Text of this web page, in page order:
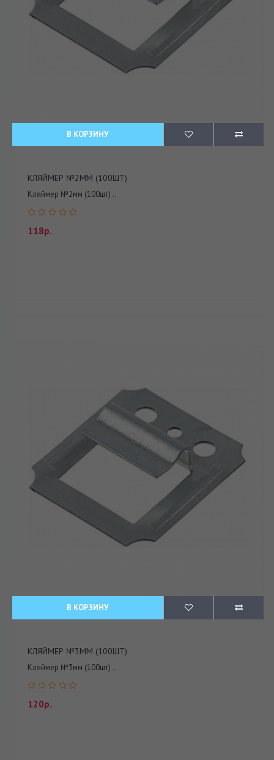
В КОРЗИНУ
КЛЯЙМЕР №2ММ (100ШТ)
Кляймер №2мм (100шт) ..
118р.
В КОРЗИНУ
КЛЯЙМЕР №3ММ (100ШТ)
Кляймер №3мм (100шт) ..
120р.